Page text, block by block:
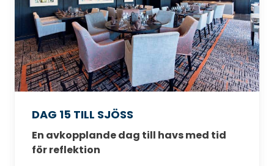
DAG 15 TILL SJÖSS
En avkopplande dag till havs med tid
för reflektion